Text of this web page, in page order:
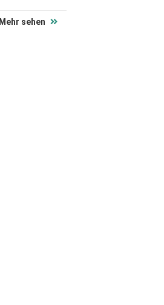
Mehr sehen